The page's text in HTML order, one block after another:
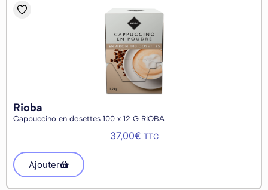
Rioba
Cappuccino en dosettes 100 x 12 G RIOBA
37,00€ TTC
Ajouter